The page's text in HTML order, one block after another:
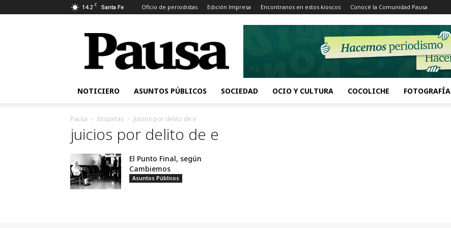
14.2 C Santa Fe Oficio de periodistas Edición Impresa Encontranos en estos kioscos Conocé la Comunidad Pausa
Pausa
NOTICIERO ASUNTOS PÚBLICOS SOCIEDAD OCIO Y CULTURA COCOLICHE FOTOGRAFÍA
Pausa Etiquetas Juicios por delito de e
juicios por delito de e
El Punto Final, según
Cambiemos
Asuntos Públicos